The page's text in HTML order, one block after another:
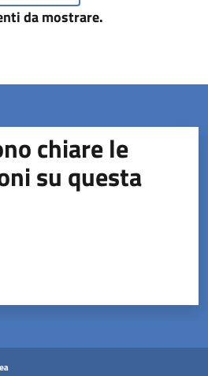
da mostrare.
chiare le
su questa